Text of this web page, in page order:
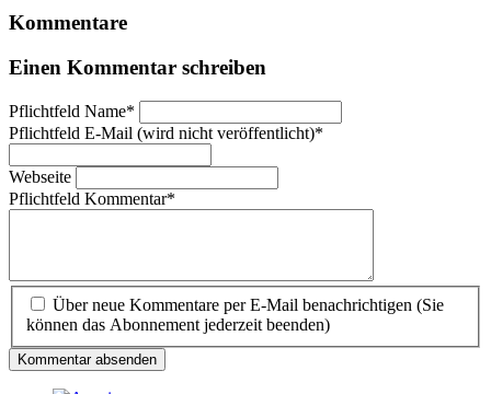
Kommentare
Einen Kommentar schreiben
Pflichtfeld Name*
Pflichtfeld E-Mail (wird nicht veröffentlicht)*
Webseite
Pflichtfeld Kommentar*
Über neue Kommentare per E-Mail benachrichtigen (Sie
können das Abonnement jederzeit beenden)
Kommentar absenden